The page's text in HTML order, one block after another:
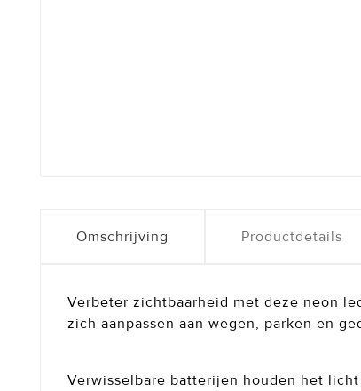
Omschrijving Productdetails
Verbeter zichtbaarheid met deze neon
zich aanpassen aan wegen, parken en
Verwisselbare batterijen houden het